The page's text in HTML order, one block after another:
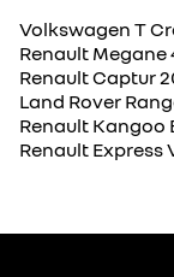
Volkswagen T
Renault Megane
Renault Captur
Land Rover
Renault Kangoo
Renault Express